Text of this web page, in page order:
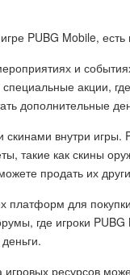
PUBG Mobile,
и
акции,
дополнительные
внутри игры.
такие как скины
продать их
платформ для
где игроки PUBG
ресурсов